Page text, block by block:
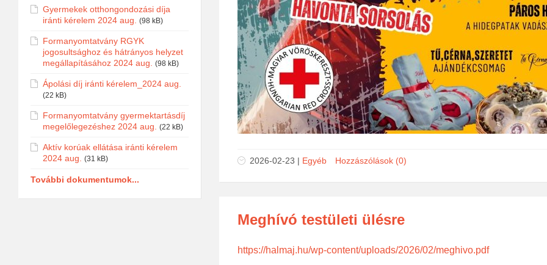
2026-02-23 | Egyéb Hozzászólások (0)
Meghívó testületi ülésre
https://halmaj.hu/wp-content/uploads/2026/02/meghivo.pdf
Gyermekek otthongondozási díja
iránti kérelem 2024 aug. (98 kB)
Formanyomtatvány RGYK
jogosultsághoz és hátrányos helyzet
megállapításához 2024 aug. (98 kB)
Ápolási díj iránti kérelem_2024 aug.
(22 kB)
Formanyomtatvány gyermektartásdíj
megelőlegezéshez 2024 aug. (22 kB)
Aktív korúak ellátása iránti kérelem
2024 aug. (31 kB)
További dokumentumok...